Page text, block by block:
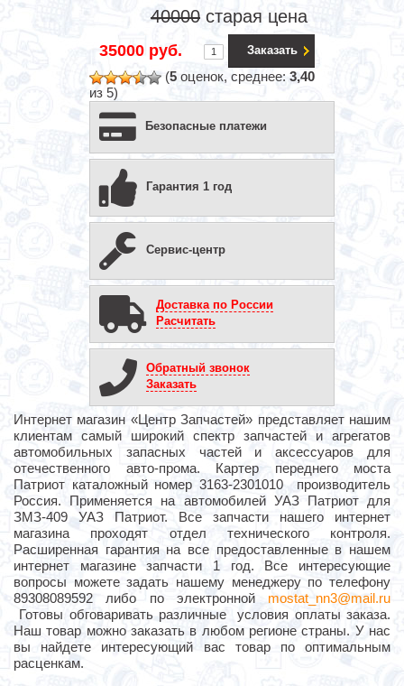
40000 старая цена
35000 руб. Заказать
(5 оценок, среднее: 3,40
из 5)
Безопасные платежи
Гарантия 1 год
Сервис-центр
Доставка по России
Расчитать
Обратный звонок
Заказать
Интернет магазин «Центр Запчастей» представляет нашим
клиентам самый широкий спектр запчастей и агрегатов
автомобильных запасных частей и аксессуаров для
отечественного авто-прома. Картер переднего моста
Патриот каталожный номер 3163-2301010 производитель
Россия. Применяется на автомобилей УАЗ Патриот для
ЗМЗ-409 УАЗ Патриот. Все запчасти нашего интернет
магазина проходят отдел технического контроля.
Расширенная гарантия на все предоставленные в нашем
интернет магазине запчасти 1 год. Все интересующие
вопросы можете задать нашему менеджеру по телефону
89308089592 либо по электронной mostat_nn3@mail.ru
Готовы обговаривать различные условия оплаты заказа.
Наш товар можно заказать в любом регионе страны. У нас
вы найдете интересующий вас товар по оптимальным
расценкам.